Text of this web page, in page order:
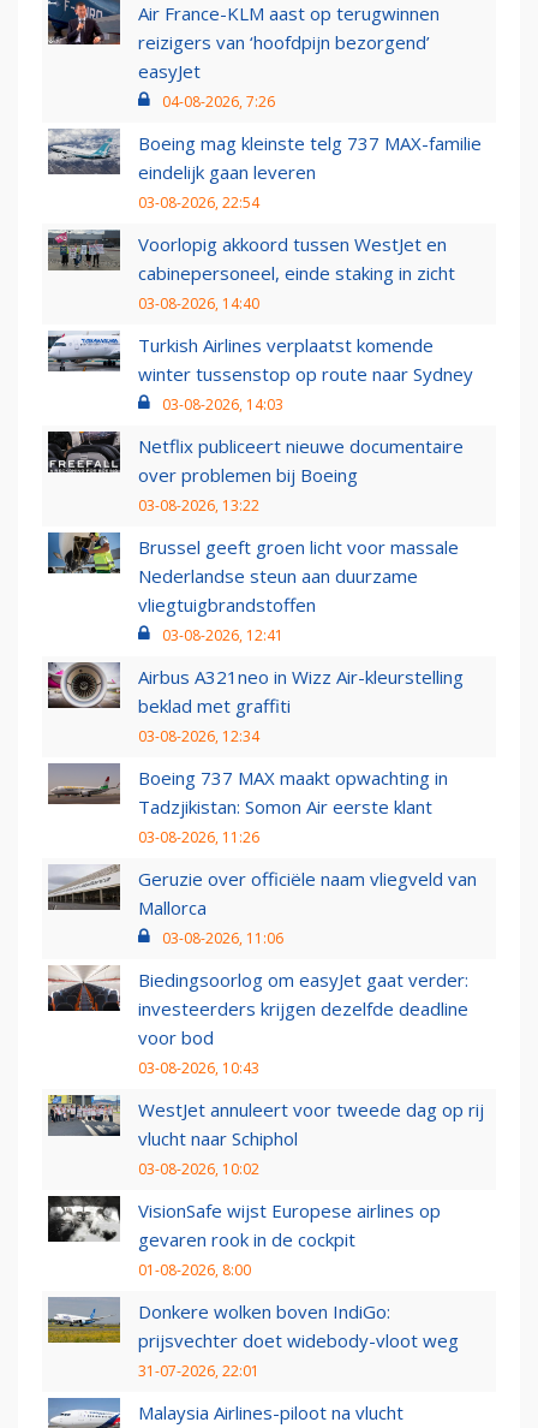
Air France-KLM aast op terugwinnen
reizigers van ‘hoofdpijn bezorgend’
easyJet
04-08-2026, 7:26
Boeing mag kleinste telg 737 MAX-familie
eindelijk gaan leveren
03-08-2026, 22:54
Voorlopig akkoord tussen WestJet en
cabinepersoneel, einde staking in zicht
03-08-2026, 14:40
Turkish Airlines verplaatst komende
winter tussenstop op route naar Sydney
03-08-2026, 14:03
Netflix publiceert nieuwe documentaire
over problemen bij Boeing
03-08-2026, 13:22
Brussel geeft groen licht voor massale
Nederlandse steun aan duurzame
vliegtuigbrandstoffen
03-08-2026, 12:41
Airbus A321neo in Wizz Air-kleurstelling
beklad met graffiti
03-08-2026, 12:34
Boeing 737 MAX maakt opwachting in
Tadzjikistan: Somon Air eerste klant
03-08-2026, 11:26
Geruzie over officiële naam vliegveld van
Mallorca
03-08-2026, 11:06
Biedingsoorlog om easyJet gaat verder:
investeerders krijgen dezelfde deadline
voor bod
03-08-2026, 10:43
WestJet annuleert voor tweede dag op rij
vlucht naar Schiphol
03-08-2026, 10:02
VisionSafe wijst Europese airlines op
gevaren rook in de cockpit
01-08-2026, 8:00
Donkere wolken boven IndiGo:
prijsvechter doet widebody-vloot weg
31-07-2026, 22:01
Malaysia Airlines-piloot na vlucht